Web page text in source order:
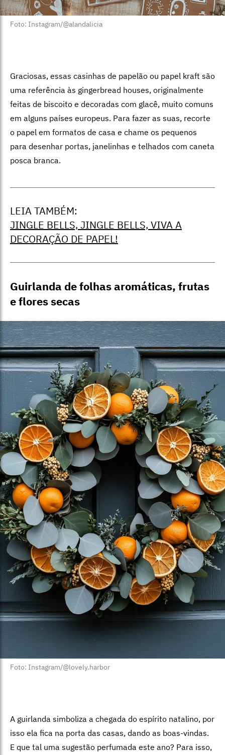
Foto: Instagram/@alandalicia
Graciosas, essas casinhas de papelão ou papel kraft são
uma referência às gingerbread houses, originalmente
feitas de biscoito e decoradas com glacê, muito comuns
em alguns países europeus. Para fazer as suas, recorte
o papel em formatos de casa e chame os pequenos
para desenhar portas, janelinhas e telhados com caneta
posca branca.
LEIA TAMBÉM:
JINGLE BELLS, JINGLE BELLS, VIVA A
DECORAÇÃO DE PAPEL!
Guirlanda de folhas aromáticas, frutas
e flores secas
Foto: Instagram/@lovely.harbor
A guirlanda simboliza a chegada do espírito natalino, por
isso ela fica na porta das casas, dando as boas-vindas.
E que tal uma sugestão perfumada este ano? Para isso,